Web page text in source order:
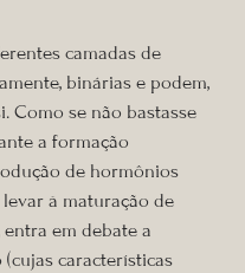
camadas de
binárias e podem,
Como se não bastasse
a formação
de hormônios
à maturação de
entra em debate a
características